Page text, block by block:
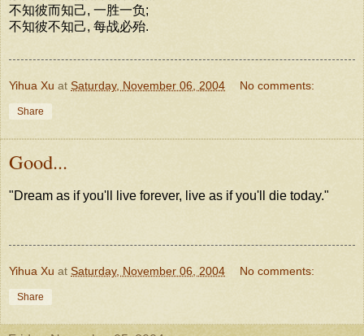
不知彼而知己, 一胜一负;
不知彼不知己, 每战必殆.
Yihua Xu at Saturday, November 06, 2004 No comments:
Share
Good...
"Dream as if you'll live forever, live as if you'll die today."
Yihua Xu at Saturday, November 06, 2004 No comments:
Share